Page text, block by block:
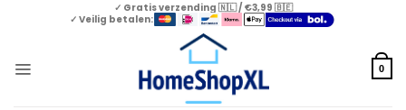
✓ Gratis verzending 🇳🇱 / €3,99 🇧🇪
✓ Veilig betalen:
0